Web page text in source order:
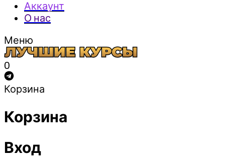
Аккаунт
О нас
Меню
0
Корзина
Корзина
Вход